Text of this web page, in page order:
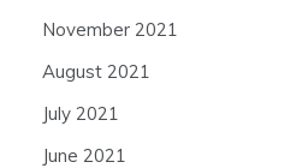
November 2021
August 2021
July 2021
June 2021